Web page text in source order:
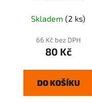
Skladem (2 ks)
66 Kč bez DPH
80 Kč
DO KOŠÍKU